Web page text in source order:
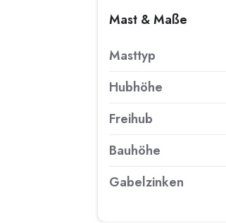
Mast & Maße
Masttyp
Hubhöhe
Freihub
Bauhöhe
Gabelzinken